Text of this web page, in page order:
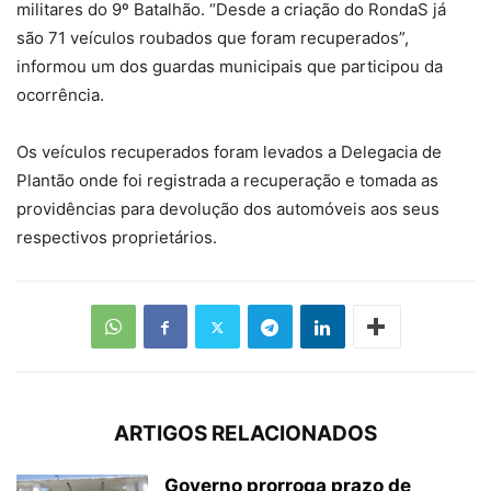
militares do 9º Batalhão. “Desde a criação do RondaS já
são 71 veículos roubados que foram recuperados”,
informou um dos guardas municipais que participou da
ocorrência.
Os veículos recuperados foram levados a Delegacia de
Plantão onde foi registrada a recuperação e tomada as
providências para devolução dos automóveis aos seus
respectivos proprietários.
ARTIGOS RELACIONADOS
Governo prorroga prazo de